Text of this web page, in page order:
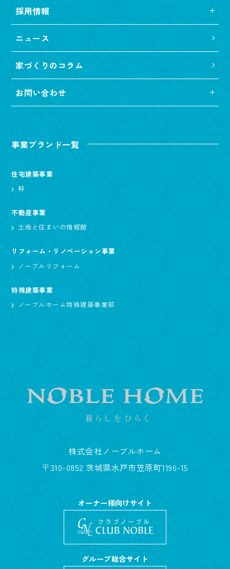
採用情報
ニュース
家づくりのコラム
お問い合わせ
事業ブランド一覧
住宅建築事業
粋
不動産事業
土地と住まいの情報館
リフォーム・リノベーション事業
ノーブルリフォーム
特殊建築事業
ノーブルホーム特殊建築事業部
株式会社ノーブルホーム
〒310-0852 茨城県水戸市笠原町1196-15
オーナー様向けサイト
グループ総合サイト